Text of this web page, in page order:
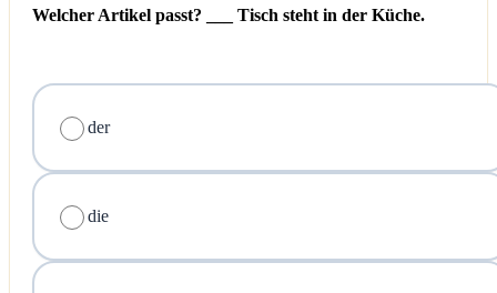
Welcher Artikel passt? ___ Tisch steht in der Küche.
der
die